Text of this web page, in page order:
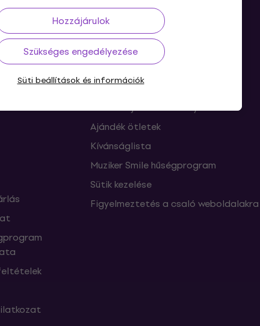
Hozzájárulok
Szükséges engedélyezése
Süti beállítások és információk
a
Hasznos
FAQ - Gyakran feltett kérdések
Muziker Blog
Muziker ajándékutalvány
Ajándék ötletek
Kívánságlista
Muziker Smile hűségprogram
Sütik kezelése
Figyelmeztetés a csaló weboldalakra